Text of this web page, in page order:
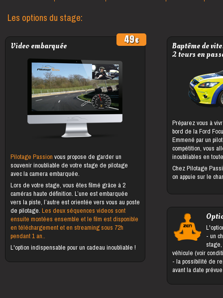
Les options du stage:
Video embarquée
49
Pilotage Passionvous propose de garder un
souvenir inoubliable de votre stage de pilotage
avec la camera embarquée.
Lors de votre stage, vous êtes filmé grâce à 2
caméras haute définition. L’une est embarquée
vers la piste, l’autre est orientée vers vous au poste
de pilotage.Les deux séquences videos sont
ensuite montées ensemble et le film est disponible
en téléchargement et en streaming sous 72h
pendant 1 an..
L'option indispensable pour un cadeau inoubliable !
Baptême de
2 tours en
Préparez vous à
bord de la Ford
Emmené par un
compétition, vous
inoubliables en
Chez Pilotage
on appuie sur le
- un changement du bénéficiaire du
véhicule (voir
- la possibilité de reporter le stage jusqu'à 5 jours
avant la date